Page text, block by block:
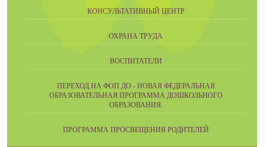
КОНСУЛЬТАТИВНЫЙ ЦЕНТР
ОХРАНА ТРУДА
ВОСПИТАТЕЛИ
ПЕРЕХОД НА ФОП ДО - НОВАЯ ФЕДЕРАЛЬНАЯ
ОБРАЗОВАТЕЛЬНАЯ ПРОГРАММА ДОШКОЛЬНОГО
ОБРАЗОВАНИЯ.
ПРОГРАММА ПРОСВЕЩЕНИЯ РОДИТЕЛЕЙ